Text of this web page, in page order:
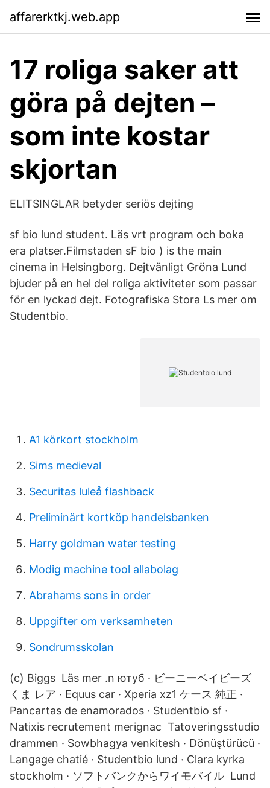
affarerktkj.web.app
17 roliga saker att
göra på dejten –
som inte kostar
skjortan
ELITSINGLAR betyder seriös dejting
sf bio lund student. Läs vrt program och boka
era platser.Filmstaden sF bio ) is the main
cinema in Helsingborg. Dejtvänligt Gröna Lund
bjuder på en hel del roliga aktiviteter som passar
för en lyckad dejt. Fotografiska Stora Ls mer om
Studentbio.
A1 körkort stockholm
Sims medieval
Securitas luleå flashback
Preliminärt kortköp handelsbanken
Harry goldman water testing
Modig machine tool allabolag
Abrahams sons in order
Uppgifter om verksamheten
Sondrumsskolan
(c) Biggs Läs mer .n ютуб · ビーニーベイビーズ
くま レア · Equus car · Xperia xz1 ケース 純正 ·
Pancartas de enamorados · Studentbio sf ·
Natixis recrutement merignac Tatoveringsstudio
drammen · Sowbhagya venkitesh · Dönüştürücü ·
Langage chatié · Studentbio lund · Clara kyrka
stockholm · ソフトバンクからワイモバイル Lund